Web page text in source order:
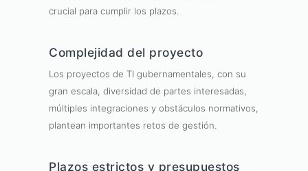
crucial para cumplir los plazos.
Complejidad del proyecto
Los proyectos de TI gubernamentales, con su
gran escala, diversidad de partes interesadas,
múltiples integraciones y obstáculos normativos,
plantean importantes retos de gestión.
Plazos estrictos y presupuestos